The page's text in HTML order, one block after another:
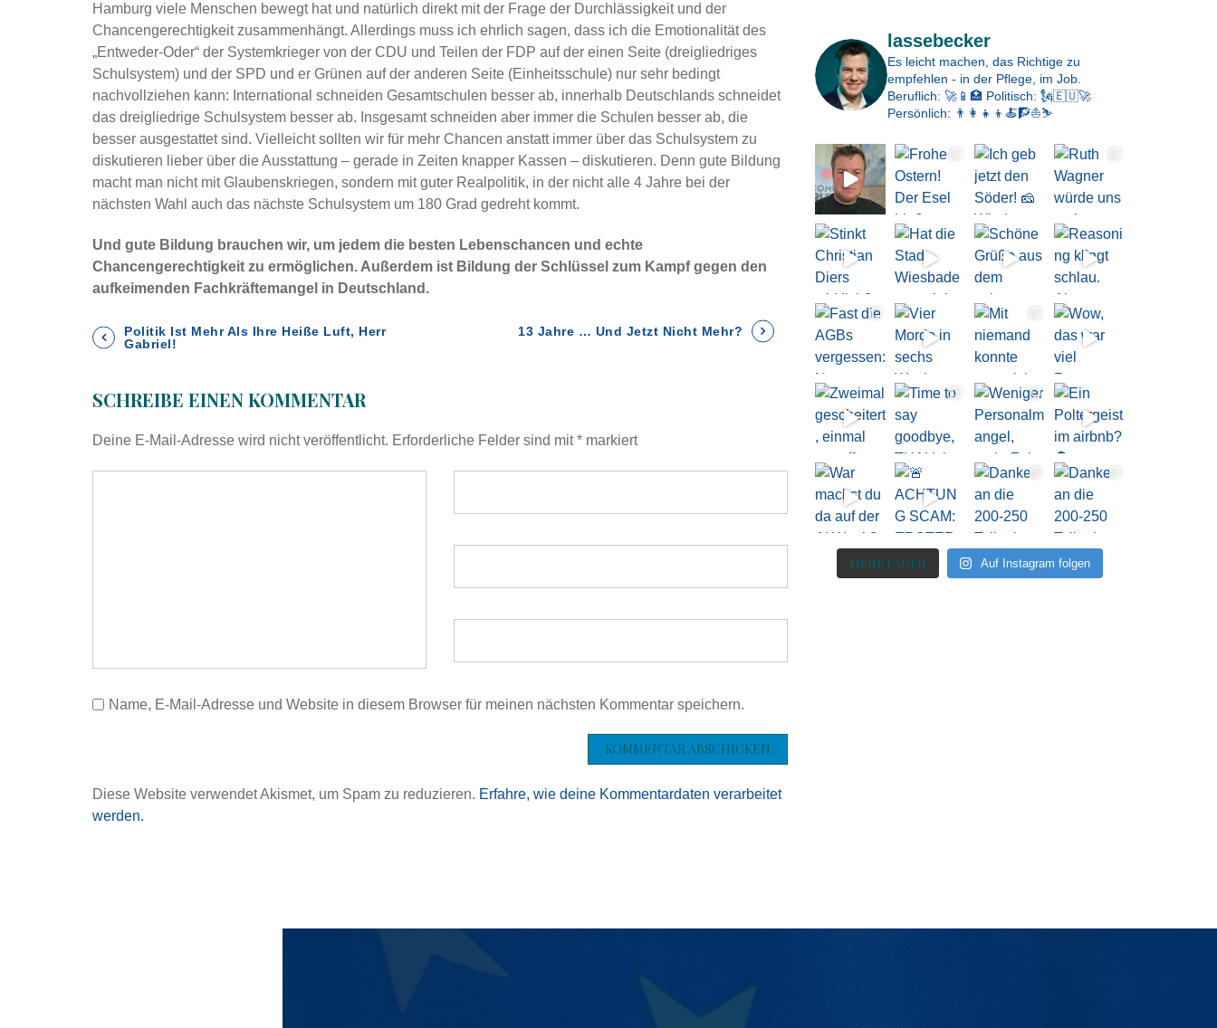
Hamburg viele Menschen bewegt hat und natürlich direkt mit der Frage der Durchlässigkeit und der
Chancengerechtigkeit zusammenhängt. Allerdings muss ich ehrlich sagen, dass ich die Emotionalität des
„Entweder-Oder“ der Systemkrieger von der CDU und Teilen der FDP auf der einen Seite (dreigliedriges
Schulsystem) und der SPD und er Grünen auf der anderen Seite (Einheitsschule) nur sehr bedingt
nachvollziehen kann: International schneiden Gesamtschulen besser ab, innerhalb Deutschlands schneidet
das dreigliedrige Schulsystem besser ab. Insgesamt schneiden aber immer die Schulen besser ab, die
besser ausgestattet sind. Vielleicht sollten wir für mehr Chancen anstatt immer über das Schulsystem zu
diskutieren lieber über die Ausstattung – gerade in Zeiten knapper Kassen – diskutieren. Denn gute Bildung
macht man nicht mit Glaubenskriegen, sondern mit guter Realpolitik, in der nicht alle 4 Jahre bei der
nächsten Wahl auch das nächste Schulsystem um 180 Grad gedreht kommt.
Und gute Bildung brauchen wir, um jedem die besten Lebenschancen und echte
Chancengerechtigkeit zu ermöglichen. Außerdem ist Bildung der Schlüssel zum Kampf gegen den
aufkeimenden Fachkräftemangel in Deutschland.
B
n
a
i
g
Politik Ist Mehr Als Ihre Heiße Luft, Herr
Gabriel!
13 Jahre … Und Jetzt Nicht Mehr?
SCHREIBE EINEN KOMMENTAR
Deine E-Mail-Adresse wird nicht veröffentlicht. Erforderliche Felder sind mit* markiert
Name, E-Mail-Adresse und Website in diesem Browser für meinen nächsten Kommentar speichern.
Diese Website verwendet Akismet, um Spam zu reduzieren. Erfahre, wie deine Kommentardaten verarbeitet
werden.
lassebecker
Es leicht machen, das Richtige zu
empfehlen - in der Pflege, im Job.
Beruflich: 🚀📱🏥 Politisch: 🗽🇪🇺🚀
Persönlich: 👨‍👩‍👧‍👦🍝🧗⛵⛷️
MEHR LADEN Auf Instagram folgen